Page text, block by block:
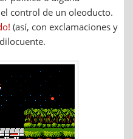
control de un oleoducto.
(así, con exclamaciones y